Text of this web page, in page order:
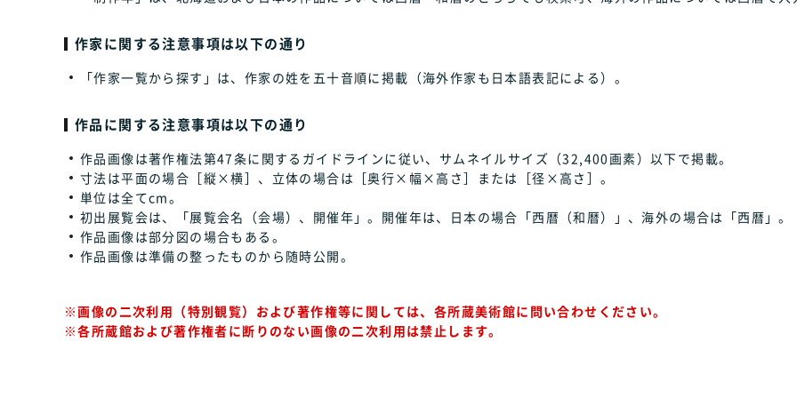
作家に関する注意事項は以下の通り
「作家一覧から探す」は、作家の姓を五十音順に掲載（海外作家も日本語表記による）。
作品に関する注意事項は以下の通り
作品画像は著作権法第47条に関するガイドラインに従い、サムネイルサイズ（32,400画素）以下で掲載。
寸法は平面の場合［縦×横］、立体の場合は［奥行×幅×高さ］または［径×高さ］。
単位は全てcm。
初出展覧会は、「展覧会名（会場）、開催年」。開催年は、日本の場合「西暦（和暦）」、海外の場合は「西暦」。
作品画像は部分図の場合もある。
作品画像は準備の整ったものから随時公開。
※画像の二次利用（特別観覧）および著作権等に関しては、各所蔵美術館に問い合わせください。
※各所蔵館および著作権者に断りのない画像の二次利用は禁止します。